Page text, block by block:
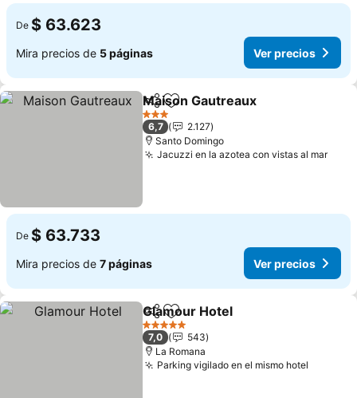
De $ 63.623
Mira precios de 5 páginas Ver precios
CompartirAgregar a favoritos
Maison Gautreaux
3 Estrellas
6,7
2.127
Santo Domingo
Jacuzzi en la azotea con vistas al marVer
De $ 63.733
Mira precios de 7 páginas Ver precios
CompartirAgregar a favoritos
Glamour Hotel
5 Estrellas
7,0
543
La Romana
Parking vigilado en el mismo hotel